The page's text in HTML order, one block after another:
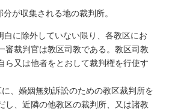
が収集される地の裁判所。
に除外していない限り、各教区にお
審裁判官は教区司教である。教区司教
ら又は他者をとおして裁判権を行使す
に、婚姻無効訴訟のための教区裁判所を
し、近隣の他教区の裁判所、又は諸教